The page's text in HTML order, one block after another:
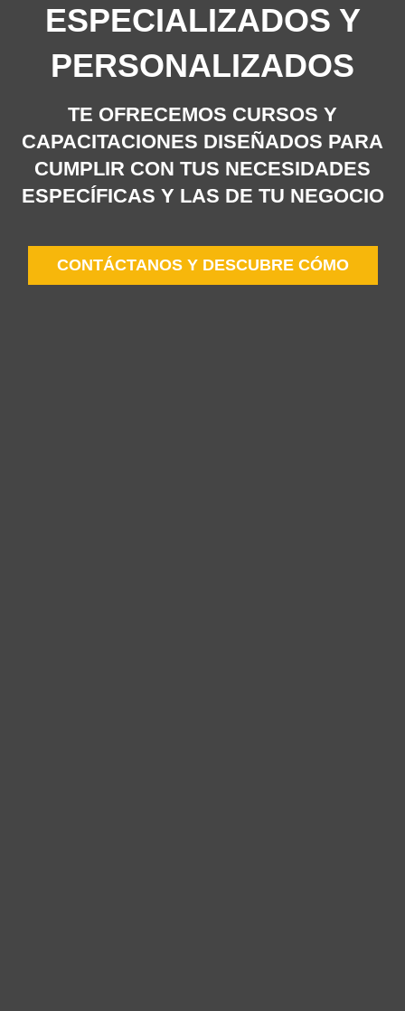
ESPECIALIZADOS Y
PERSONALIZADOS
TE OFRECEMOS CURSOS Y
CAPACITACIONES DISEÑADOS PARA
CUMPLIR CON TUS NECESIDADES
ESPECÍFICAS Y LAS DE TU NEGOCIO
CONTÁCTANOS Y DESCUBRE CÓMO